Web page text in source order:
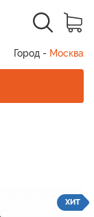
Город - Москва
ХИТ